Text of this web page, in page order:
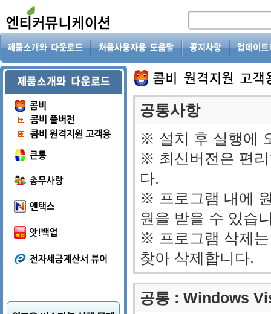
공통사항
※ 설치 후 실행에
※ 최신버전은 편
다.
※ 프로그램 내에
원을 받을 수 있습
※ 프로그램 삭제
찾아 삭제합니다.
공통 : Windows